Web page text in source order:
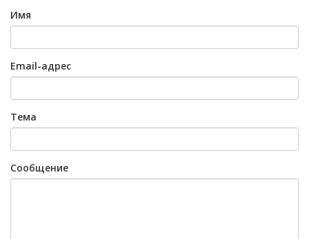
Имя
Email-адрес
Тема
Сообщение